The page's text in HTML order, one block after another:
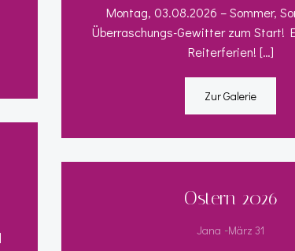
Montag, 03.08.2026 – Sommer,
Überraschungs-Gewitter zum Start!
Reiterferien! […]
Zur Galerie
Ostern 2026
Jana -März 31